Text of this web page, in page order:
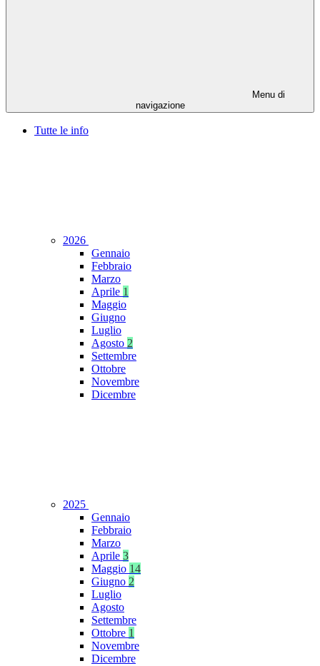
Menu di
navigazione
Tutte le info
2026
Gennaio
Febbraio
Marzo
Aprile 1
Maggio
Giugno
Luglio
Agosto 2
Settembre
Ottobre
Novembre
Dicembre
2025
Gennaio
Febbraio
Marzo
Aprile 3
Maggio 14
Giugno 2
Luglio
Agosto
Settembre
Ottobre 1
Novembre
Dicembre